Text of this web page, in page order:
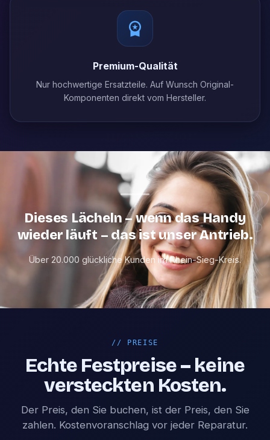
Premium-Qualität
Nur hochwertige Ersatzteile. Auf Wunsch Original-
Komponenten direkt vom Hersteller.
Dieses Lächeln – wenn das Handy
wieder läuft – das ist unser Antrieb.
Über 20.000 glückliche Kunden im Rhein-Sieg-Kreis.
// PREISE
Echte Festpreise – keine
versteckten Kosten.
Der Preis, den Sie buchen, ist der Preis, den Sie
zahlen. Kostenvoranschlag vor jeder Reparatur.